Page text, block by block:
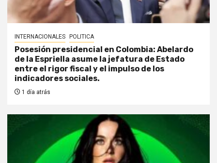
INTERNACIONALES POLITICA
Posesión presidencial en Colombia: Abelardo
de la Espriella asume la jefatura de Estado
entre el rigor fiscal y el impulso de los
indicadores sociales.
1 día atrás